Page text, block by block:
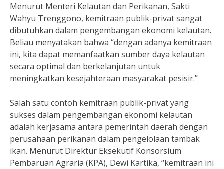
Menurut Menteri Kelautan dan Perikanan, Sakti
Wahyu Trenggono, kemitraan publik-privat sangat
dibutuhkan dalam pengembangan ekonomi kelautan.
Beliau menyatakan bahwa “dengan adanya kemitraan
ini, kita dapat memanfaatkan sumber daya kelautan
secara optimal dan berkelanjutan untuk
meningkatkan kesejahteraan masyarakat pesisir.”
Salah satu contoh kemitraan publik-privat yang
sukses dalam pengembangan ekonomi kelautan
adalah kerjasama antara pemerintah daerah dengan
perusahaan perikanan dalam pengelolaan tambak
ikan. Menurut Direktur Eksekutif Konsorsium
Pembaruan Agraria (KPA), Dewi Kartika, “kemitraan ini